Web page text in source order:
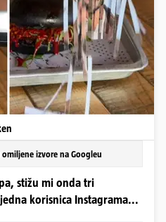
izvore na Googleu
stižu mi onda tri
korisnica Instagrama...